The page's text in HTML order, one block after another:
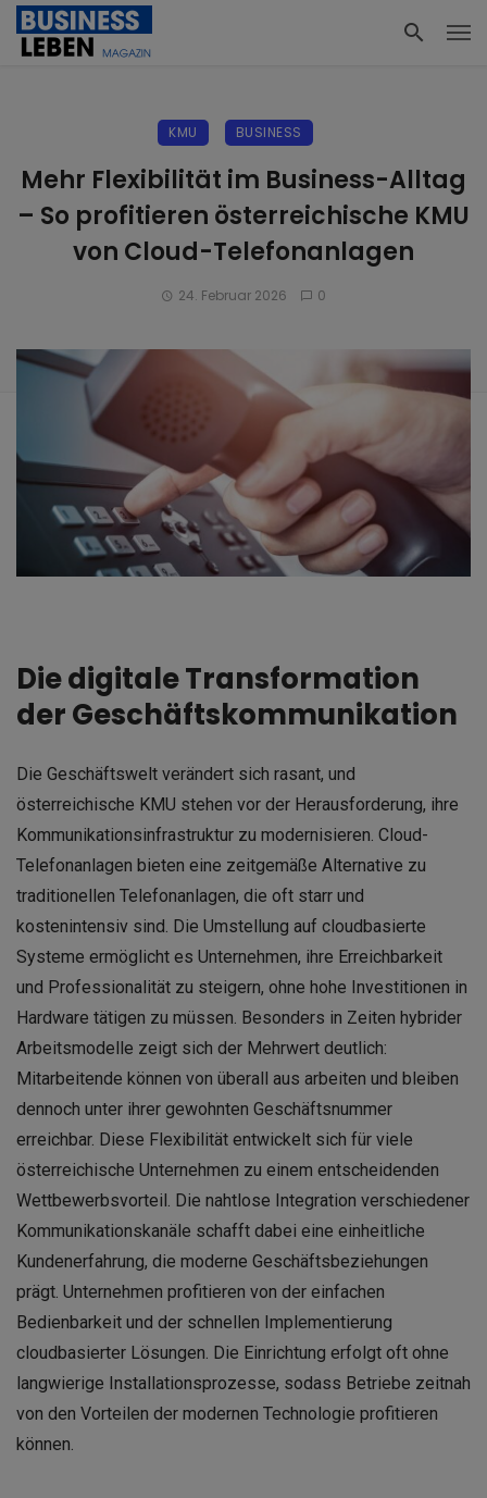
KMU BUSINESS
Mehr Flexibilität im Business-Alltag
– So profitieren österreichische KMU
von Cloud-Telefonanlagen
24. Februar 2026 0
Die digitale Transformation
der Geschäftskommunikation
Die Geschäftswelt verändert sich rasant, und
österreichische KMU stehen vor der Herausforderung, ihre
Kommunikationsinfrastruktur zu modernisieren. Cloud-
Telefonanlagen bieten eine zeitgemäße Alternative zu
traditionellen Telefonanlagen, die oft starr und
kostenintensiv sind. Die Umstellung auf cloudbasierte
Systeme ermöglicht es Unternehmen, ihre Erreichbarkeit
und Professionalität zu steigern, ohne hohe Investitionen in
Hardware tätigen zu müssen. Besonders in Zeiten hybrider
Arbeitsmodelle zeigt sich der Mehrwert deutlich:
Mitarbeitende können von überall aus arbeiten und bleiben
dennoch unter ihrer gewohnten Geschäftsnummer
erreichbar. Diese Flexibilität entwickelt sich für viele
österreichische Unternehmen zu einem entscheidenden
Wettbewerbsvorteil. Die nahtlose Integration verschiedener
Kommunikationskanäle schafft dabei eine einheitliche
Kundenerfahrung, die moderne Geschäftsbeziehungen
prägt. Unternehmen profitieren von der einfachen
Bedienbarkeit und der schnellen Implementierung
cloudbasierter Lösungen. Die Einrichtung erfolgt oft ohne
langwierige Installationsprozesse, sodass Betriebe zeitnah
von den Vorteilen der modernen Technologie profitieren
können.